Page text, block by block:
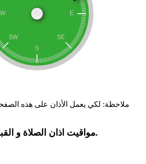
ملاحظة: لكي يعمل الأذان على هذه
مواقيت اذان الصلاة و القبلة و الاذان الصوتي.